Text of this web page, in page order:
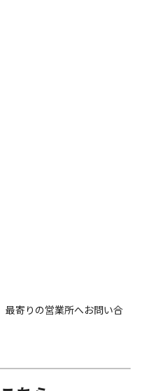
寄りの営業所へお問い合